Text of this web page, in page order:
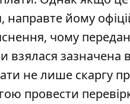
направте йому
чому
взялася зазначена
не лише скаргу
провести